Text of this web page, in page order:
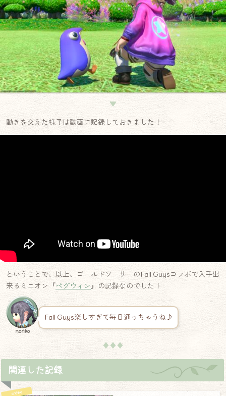
▼
動きを交えた様子は動画に記録しておきました！
ということで、以上、ゴールドソーサーのFall Guysコラボで入手出
来るミニオン『ペグウィン』の記録なのでした！
noriko
Fall Guys楽しすぎて毎日通っちゃうね♪
♦♦♦
関連した記録